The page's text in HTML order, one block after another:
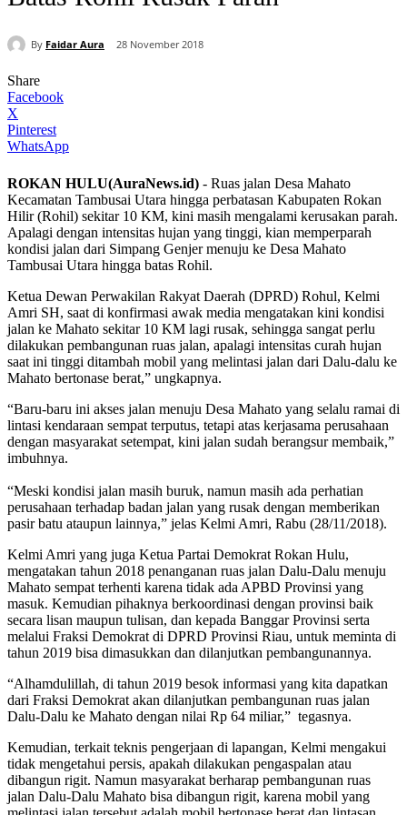
By Faidar Aura 28 November 2018
Share
Facebook
X
Pinterest
WhatsApp
ROKAN HULU(AuraNews.id) ‎- Ruas jalan Desa Mahato
Kecamatan Tambusai Utara hingga perbatasan Kabupaten Rokan
Hilir (Rohil) sekitar 10 KM, kini masih mengalami kerusakan parah.
‎Apalagi dengan intensitas hujan yang tinggi, kian memperparah
kondisi jalan dari Simpang Genjer menuju ke Desa Mahato
Tambusai Utara hingga batas Rohil.
Ketua Dewan Perwakilan Rakyat Daerah (DPRD) Rohul, Kelmi
Amri SH, saat di konfirmasi awak media mengatakan kini kondisi
jalan ke Mahato sekitar 10 KM lagi rusak, sehingga sangat perlu
dilakukan pembangunan ruas jalan, a‎palagi intensitas curah hujan
saat ini tinggi ditambah mobil yang melintasi jalan dari Dalu-dalu ke
Mahato bertonase berat,” ungkapnya.‎
“Baru-baru ini akses jalan menuju Desa Mahato yang selalu ramai di
lintasi kendaraan sempat terputus, tetapi atas kerjasama perusahaan
dengan masyarakat setempat, kini jalan sudah berangsur membaik,”
imbuhnya.‎
“Meski kondisi jalan masih buruk, namun masih ada perhatian
perusahaan terhadap badan jalan yang rusak dengan memberikan
pasir batu ataupun lainnya,” jelas Kelmi Amri, Rabu (28/11/2018).
Kelmi Amri yang juga Ketua Partai Demokrat Rokan Hulu,
mengatakan tahun 2018 penanganan ruas jalan Dalu-Dalu menuju
Mahato sempat terhenti karena tidak ada APBD Provinsi ‎yang
masuk. Kemudian pihaknya berkoordinasi dengan provinsi baik
secara lisan maupun tulisan, dan kepada Banggar Provinsi serta
melalui Fraksi Demokrat di DPRD Provinsi Riau, untuk meminta di
tahun 2019 bisa dimasukkan dan dilanjutkan pembangunannya.
“Alhamdulillah, di tahun 2019 besok informasi yang kita dapatkan
dari Fraksi Demokrat akan dilanjutkan pembangunan ruas jalan
Dalu-Dalu ke Mahato dengan nilai Rp 64 miliar,” tegasnya.
Kemudian, terkait teknis pengerjaan di lapangan, Kelmi mengakui
tidak mengetahui persis, apakah dilakukan pengaspalan atau
dibangun rigit. Namun masyarakat berharap pembangunan ruas
jalan Dalu-Dalu Mahato bisa dibangun rigit, karena mobil yang